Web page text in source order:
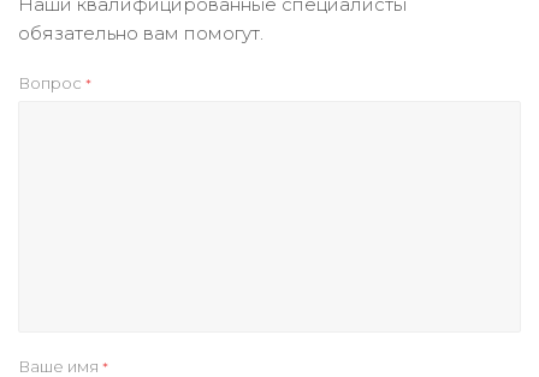
обязательно вам помогут.
Вопрос *
Ваше имя *